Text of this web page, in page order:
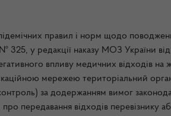
правил і норм щодо
325, у редакції наказу МОЗ України
впливу медичних відходів на
мережею територіальний
за додержанням вимог
передавання відходів перевізнику